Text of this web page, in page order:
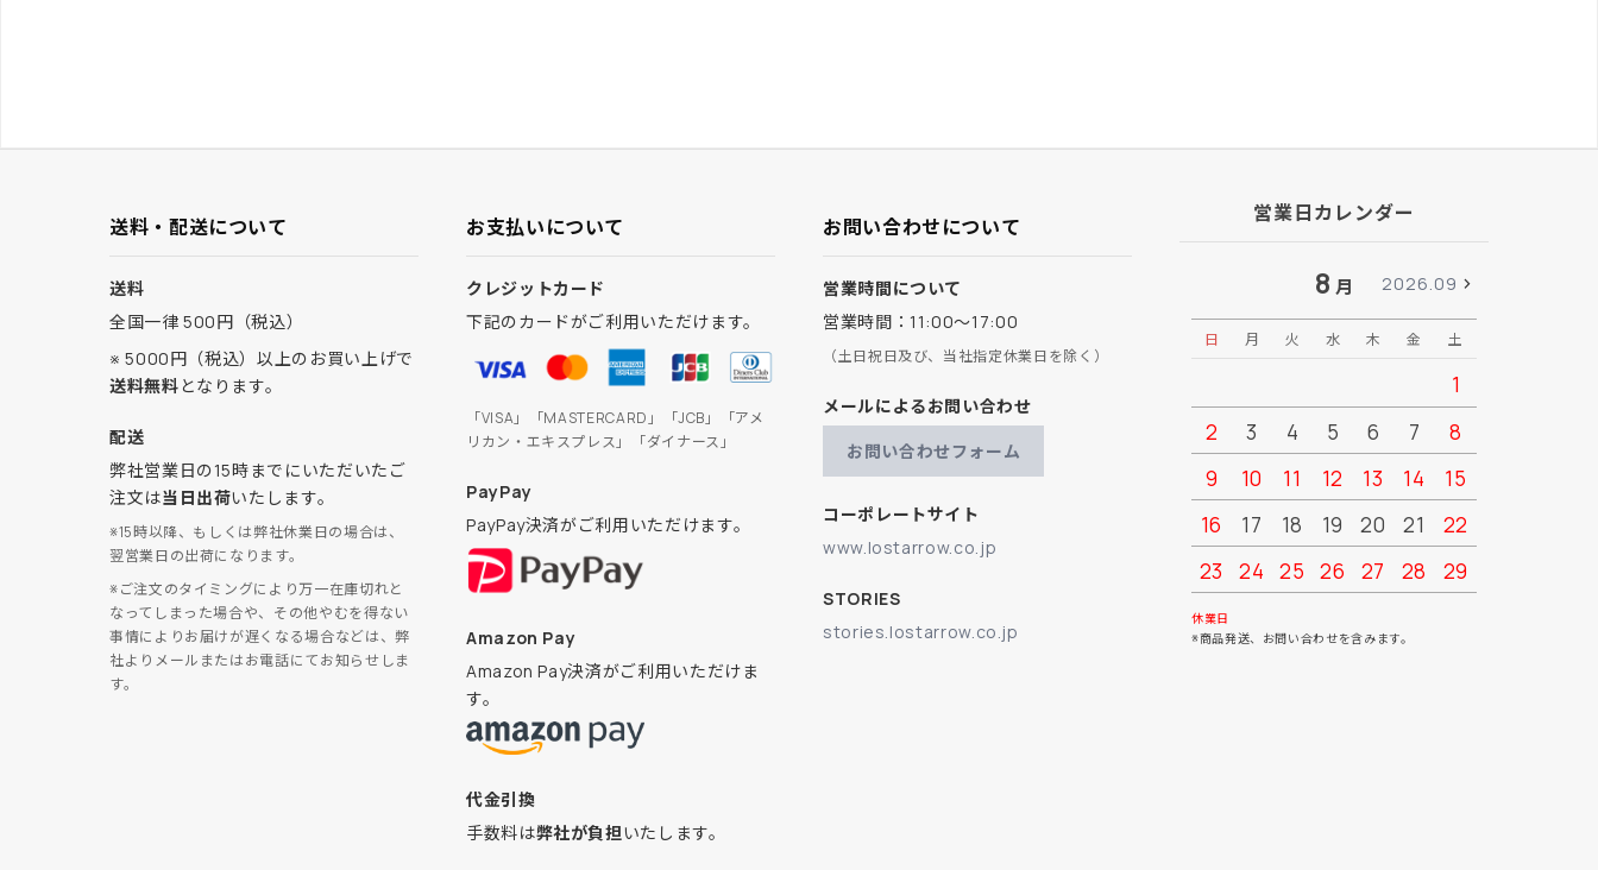
送料・配送について
送料
全国一律 500円（税込）
※ 5000円（税込）以上のお買い上げで
送料無料となります。
配送
弊社営業日の15時までにいただいたご
注文は当日出荷いたします。
※15時以降、もしくは弊社休業日の場合は、
翌営業日の出荷になります。
※ご注文のタイミングにより万一在庫切れと
なってしまった場合や、その他やむを得ない
事情によりお届けが遅くなる場合などは、弊
社よりメールまたはお電話にてお知らせしま
す。
お支払いについて
クレジットカード
下記のカードがご利用いただけます。
「VISA」「MASTERCARD」「JCB」「アメ
リカン・エキスプレス」「ダイナース」
PayPay
PayPay決済がご利用いただけます。
Amazon Pay
Amazon Pay決済がご利用いただけま
す。
代金引換
手数料は弊社が負担いたします。
お問い合わせについて
営業時間について
営業時間：11:00～17:00
（土日祝日及び、当社指定休業日を除く）
メールによるお問い合わせ
お問い合わせフォーム
コーポレートサイト
www.lostarrow.co.jp
STORIES
stories.lostarrow.co.jp
営業日カレンダー
8 月 2026.09
日 月 火 水 木 金 土
1
2
3 4 5 6 7
8
9
10 11 12 13 14
15
16
17 18 19 20 21
22
23
24 25 26 27 28
29
30
休業日
※商品発送、お問い合わせを含みます。